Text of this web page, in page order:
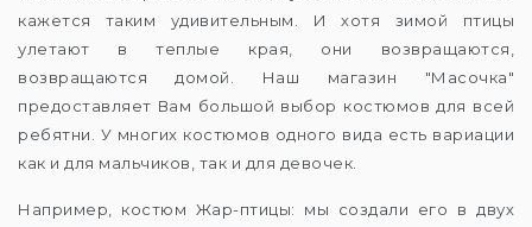
кажется таким удивительным. И хотя зимой птицы
улетают в теплые края, они возвращаются,
возвращаются домой. Наш магазин "Масочка"
предоставляет Вам большой выбор костюмов для всей
ребятни. У многих костюмов одного вида есть вариации
как и для мальчиков, так и для девочек.
Например, костюм Жар-птицы: мы создали его в двух